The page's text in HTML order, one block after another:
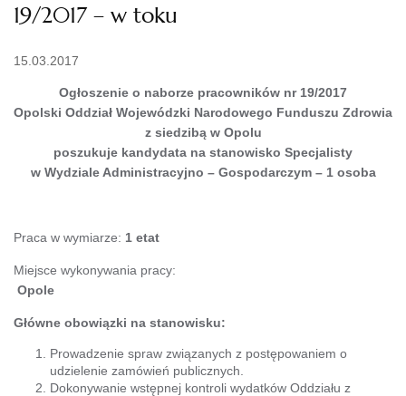
19/2017 – w toku
15.03.2017
Ogłoszenie o naborze pracowników nr 19/2017
Opolski Oddział Wojewódzki Narodowego Funduszu Zdrowia
z siedzibą w Opolu
poszukuje kandydata na stanowisko Specjalisty
w Wydziale Administracyjno – Gospodarczym– 1 osoba
Praca w wymiarze: 1 etat
Miejsce wykonywania pracy:
Opole
Główne obowiązki na stanowisku:
Prowadzenie spraw związanych z postępowaniem o
udzielenie zamówień publicznych.
Dokonywanie wstępnej kontroli wydatków Oddziału z